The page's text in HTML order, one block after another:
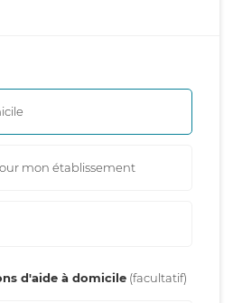
mon établissement
d'aide à domicile